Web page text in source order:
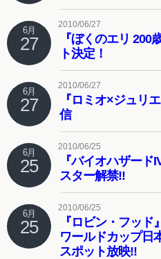
6月
27
2010/06/27
『ぼくのエリ 200
ト決定！
6月
27
2010/06/27
『ロミオ×ジュリ
信
6月
25
2010/06/25
『バイオハザー
スター解禁!!
6月
25
2010/06/25
『ロビン・フッ
ワールドカップ日
スポット放映!!